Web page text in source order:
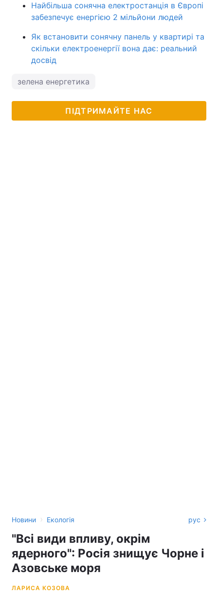
Найбільша сонячна електростанція в Європі
забезпечує енергією 2 мільйони людей
Як встановити сонячну панель у квартирі та
скільки електроенергії вона дає: реальний
досвід
зелена енергетика
ПІДТРИМАЙТЕ НАС
Новини › Екологія рус
"Всі види впливу, окрім
ядерного": Росія знищує Чорне і
Азовське моря
ЛАРИСА КОЗОВА